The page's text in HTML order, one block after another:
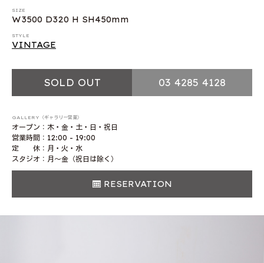
SIZE
W3500 D320 H SH450mm
STYLE
VINTAGE
SOLD OUT 03 4285 4128
GALLERY（ギャラリー営業）
オープン：木・金・土・日・祝日
営業時間：12:00 - 19:00
定 休：月・火・水
スタジオ：月〜金（祝日は除く）
RESERVATION